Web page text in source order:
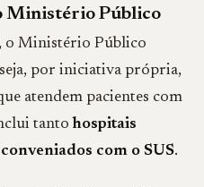
Ministério Público
o Ministério Público
por iniciativa própria,
atendem pacientes com
tanto hospitais
com o SUS.